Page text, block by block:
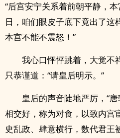
“后宫安宁关系着前朝平静，
日，咱们眼皮子底下竟出了这
本宫不能不震怒！”
我心口怦怦跳着，大觉不
只恭谨道：“请皇后明示。”
皇后的声音陡地严厉，“
相交好，称为对食，以致内宫
史乱政、肆意横行，数代君王